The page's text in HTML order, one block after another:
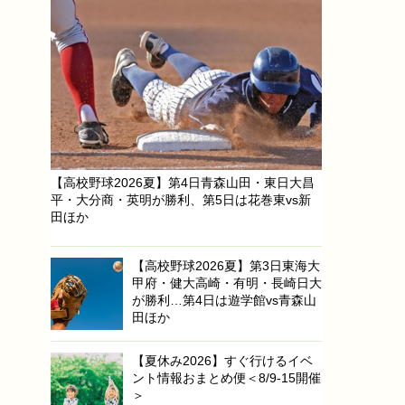
【高校野球2026夏】第4日青森山田・東日大昌
平・大分商・英明が勝利、第5日は花巻東vs新
田ほか
【高校野球2026夏】第3日東海大
甲府・健大高崎・有明・長崎日大
が勝利…第4日は遊学館vs青森山
田ほか
【夏休み2026】すぐ行けるイベ
ント情報おまとめ便＜8/9-15開催
＞